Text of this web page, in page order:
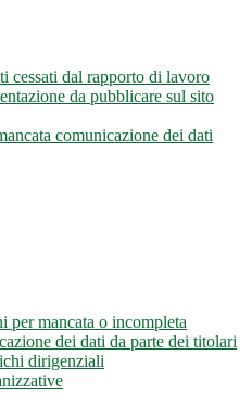
cessati dal rapporto di lavoro
da pubblicare sul sito
comunicazione dei dati
per mancata o incompleta
dei dati da parte dei titolari
dirigenziali